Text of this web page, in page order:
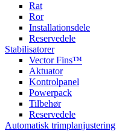
Rat
Ror
Installationsdele
Reservedele
Stabilisatorer
Vector Fins™
Aktuator
Kontrolpanel
Powerpack
Tilbehør
Reservedele
Automatisk trimplanjustering